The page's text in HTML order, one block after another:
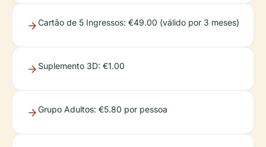
Cartão de 5 Ingressos: €49.00 (válido por 3 meses)
Suplemento 3D: €1.00
Grupo Adultos: €5.80 por pessoa